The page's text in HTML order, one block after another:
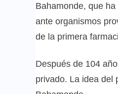
Bahamonde, que
ante organismos
de la primera
Después de 104
privado. La idea del